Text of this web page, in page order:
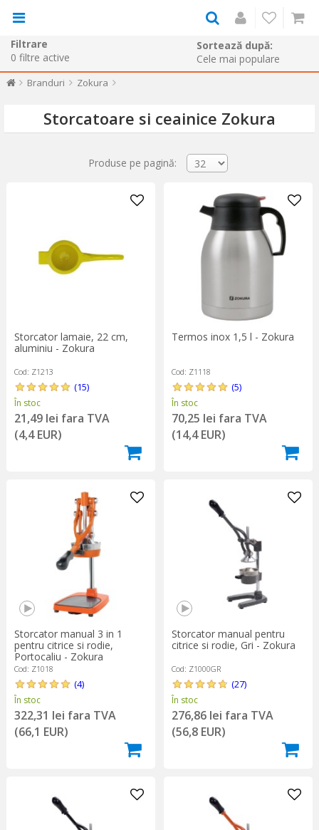
Filtrare
0 filtre active
Sortează după:
Branduri Zokura
Storcatoare si ceainice Zokura
Produse pe pagină:
Storcator lamaie, 22 cm,
aluminiu - Zokura
Cod: Z1213
(15)
În stoc
21,49 lei fara TVA
(4,4 EUR)
Termos inox 1,5 l - Zokura
Cod: Z1118
(5)
În stoc
70,25 lei fara TVA
(14,4 EUR)
Storcator manual 3 in 1
pentru citrice si rodie,
Portocaliu - Zokura
Cod: Z1018
(4)
În stoc
322,31 lei fara TVA
(66,1 EUR)
Storcator manual pentru
citrice si rodie, Gri - Zokura
Cod: Z1000GR
(27)
În stoc
276,86 lei fara TVA
(56,8 EUR)